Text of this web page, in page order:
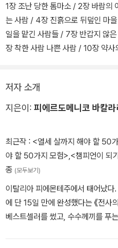
1장 조난 당한 톰마소 / 2장 바람의
는 사람 / 4장 진흙으로 뒤덮인 마
일을 맡긴 사람들 / 7장 반갑지 않
장 착한 사람 나쁜 사람 / 10장 약
백설공주 작전 / 18장 제이슨의 비
0장 친구의 배신 / 21장 살아 있는
3장 갇힌 사람들 / 24장 빌라 아
/ 29장 불타는 빌라 아르고 / 30장
의 집 / 32장 끝나지 않은 이야기 /
저자 소개
지은이: 피에르도메니코 바칼
최근작 : <열세 살까지 해야 할 50
야 할 50가지 모험>,<챔피언이 되
종 (모두보기)
이탈리아 피에몬테주에서 태어났
에 단 15일 만에 완성했다는 《전사
베스트셀러를 썼고, 수수께끼를 푸는